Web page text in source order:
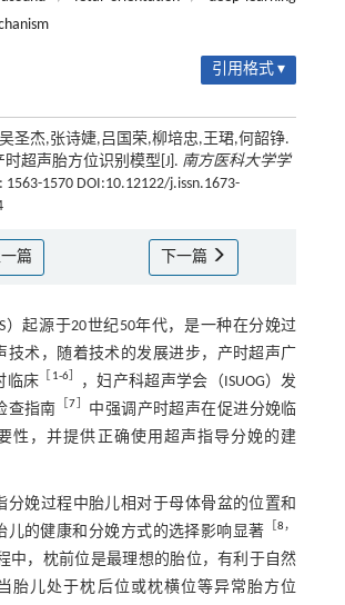
引用格式 ▾
圣杰,张诗婕,吕国荣,柳培忠,王珺,何韶铮.
超声胎方位识别模型[J]. 南方医科大学学
1563-1570 DOI:10.12122/j.issn.1673-
一篇 下一篇
）起源于20世纪50年代，是一种在分娩过
技术，随着技术的发展进步，产时超声广
临床 ［ 1-6］
，妇产科超声学会（ISUOG）发
查指南 ［7］ 中强调产时超声在促进分娩临
性，并提供正确使用超声指导分娩的建
分娩过程中胎儿相对于母体骨盆的位置和
儿的健康和分娩方式的选择影响显著 ［8，
中，枕前位是最理想的胎位，有利于自然
胎儿处于枕后位或枕横位等异常胎方位